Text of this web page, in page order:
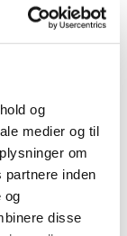
og
medier og til
om
inden
og
disse
det årlige
i de varme
en separat
samt mulighed
i Roskilde